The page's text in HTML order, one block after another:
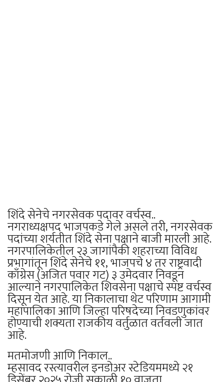
​शिंदे सेनेचे नगरसेवक पदावर वर्चस्व..
नगराध्यक्षपद भाजपकडे गेले असले तरी, नगरसेवक
पदांच्या शर्यतीत शिंदे सेना पक्षाने बाजी मारली आहे.
नगरपालिकेतील २३ जागांपैकी शहराच्या विविध
प्रभागांतून शिंदे सेनेचे ११, भाजपचे ४ तर राष्ट्रवादी
काँग्रेस (अजित पवार गट) ३ उमेदवार निवडून
आल्याने नगरपालिकेत शिवसेना पक्षाचे स्पष्ट वर्चस्व
दिसून येत आहे. या निकालाचा थेट परिणाम आगामी
महापालिका आणि जिल्हा परिषदेच्या निवडणुकांवर
होण्याची शक्यता राजकीय वर्तुळात वर्तवली जात
आहे.
​मतमोजणी आणि निकाल..
म्हसावद रस्त्यावरील इनडोअर स्टेडियममध्ये २१